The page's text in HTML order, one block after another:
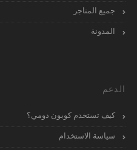
جميع المتاجر
المدونة
الدعم
كيف تستخدم كوبون دومي؟
سياسة الاستخدام